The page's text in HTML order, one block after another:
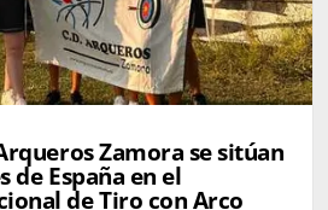
Zamora se sitúan
de España en el
de Tiro con Arco